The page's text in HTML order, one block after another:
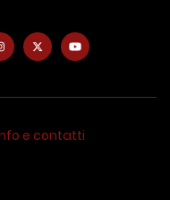
e contatti